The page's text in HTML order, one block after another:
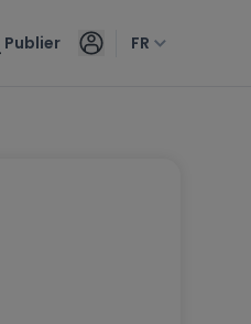
Publier FR